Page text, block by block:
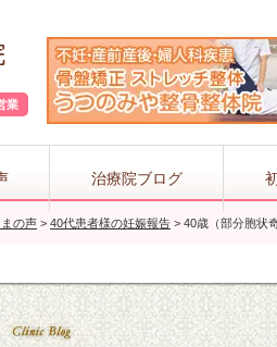
業
治療院ブログ
の声 > 40代患者様の妊娠報告 > 40歳（部分胞状